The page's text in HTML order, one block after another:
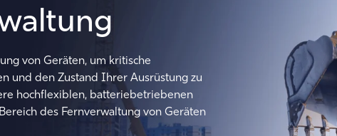
von Geräten, um kritische
und den Zustand Ihrer Ausrüstung zu
hochflexiblen, batteriebetriebenen
des Fernverwaltung von Geräten